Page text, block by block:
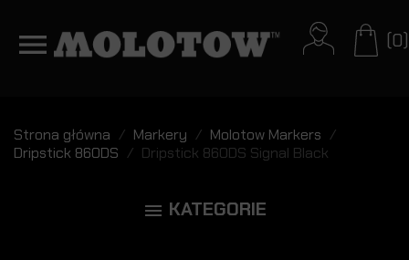
(0)
Strona główna Markery
Molotow Markers
Dripstick 860DS
Dripstick 860DS Signal Black
 KATEGORIE